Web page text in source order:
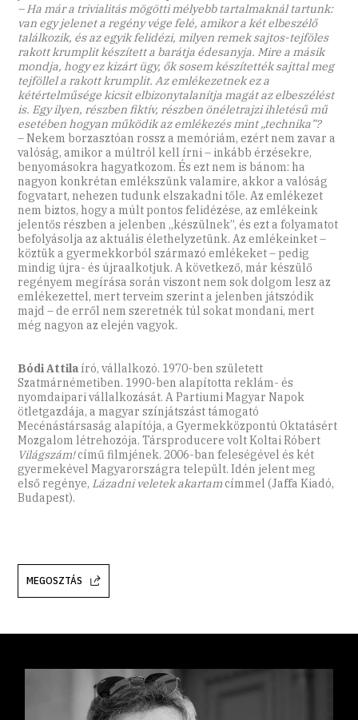
– Ha már a trivialitás mögötti mélyebb tartalmaknál tartunk:
van egy jelenet a regény vége felé, amikor a két elbeszélő
találkozik, és az egyik felidézi, milyen remek sajtos-tejföles
rakott krumplit készített a barátja édesanyja. Mire a másik
mondja, hogy ez kizárt ügy, ők sosem készítették sajttal meg
tejföllel a rakott krumplit. Az emlékezetnek ez a
kétértelműsége kicsit elbizonytalanítja magát az elbeszélést
is. Egy ilyen, részben fiktív, részben önéletrajzi ihletésű mű
esetében hogyan működik az emlékezés mint „technika”?
– Nekem borzasztóan rossz a memóriám, ezért nem zavar a
valóság, amikor a múltról kell írni – inkább érzésekre,
benyomásokra hagyatkozom. És ezt nem is bánom: ha
nagyon konkrétan emlékszünk valamire, akkor a valóság
fogvatart, nehezen tudunk elszakadni tőle. Az emlékezet
nem biztos, hogy a múlt pontos felidézése, az emlékeink
jelentős részben a jelenben „készülnek”, és ezt a folyamatot
befolyásolja az aktuális élethelyzetünk. Az emlékeinket –
köztük a gyermekkorból származó emlékeket – pedig
mindig újra- és újraalkotjuk. A következő, már készülő
regényem megírása során viszont nem sok dolgom lesz az
emlékezettel, mert terveim szerint a jelenben játszódik
majd – de erről nem szeretnék túl sokat mondani, mert
még nagyon az elején vagyok.
Bódi Attilaíró, vállalkozó. 1970-ben született
Szatmárnémetiben. 1990-ben alapította reklám- és
nyomdaipari vállalkozását. A Partiumi Magyar Napok
ötletgazdája, a magyar színjátszást támogató
Mecénástársaság alapítója, a Gyermekközpontú Oktatásért
Mozgalom létrehozója. Társproducere volt Koltai Róbert
Világszám!című filmjének. 2006-ban feleségével és két
gyermekével Magyarországra települt. Idén jelent meg
első regénye, Lázadni veletek akartamcímmel (Jaffa Kiadó,
Budapest).
MEGOSZTÁS